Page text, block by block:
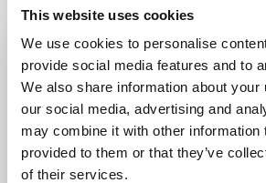
This website uses cookies
We use cookies to personalise
provide social media features and to
We also share information about your
our social media, advertising and
may combine it with other information
provided to them or that they’ve
of their services.
Latest Post
Black Friday & cyber
28.11.2025